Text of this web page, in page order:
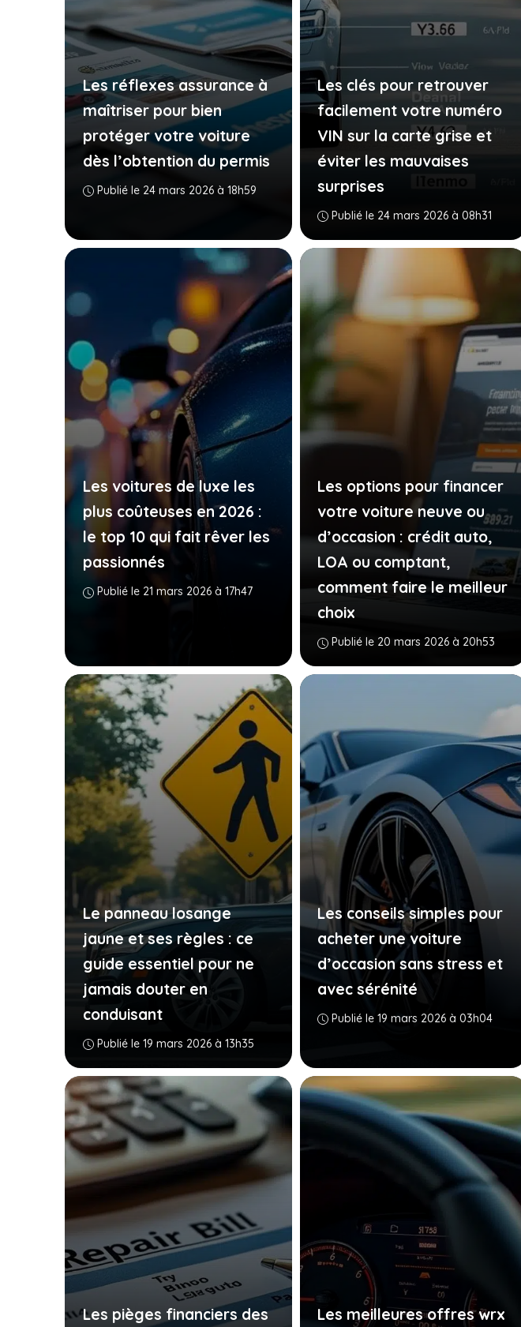
Les réflexes assurance à
maîtriser pour bien
protéger votre voiture
dès l’obtention du permis
Publié le 24 mars 2026 à 18h59
Les clés pour retrouver
facilement votre numéro
VIN sur la carte grise et
éviter les mauvaises
surprises
Publié le 24 mars 2026 à 08h31
Les voitures de luxe les
plus coûteuses en 2026 :
le top 10 qui fait rêver les
passionnés
Publié le 21 mars 2026 à 17h47
Les options pour financer
votre voiture neuve ou
d’occasion : crédit auto,
LOA ou comptant,
comment faire le meilleur
choix
Publié le 20 mars 2026 à 20h53
Le panneau losange
jaune et ses règles : ce
guide essentiel pour ne
jamais douter en
conduisant
Publié le 19 mars 2026 à 13h35
Les conseils simples pour
acheter une voiture
d’occasion sans stress et
avec sérénité
Publié le 19 mars 2026 à 03h04
Les pièges financiers des Les meilleures offres wrx